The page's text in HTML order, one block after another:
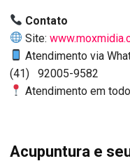
Contato
Site:
Atendimento via
(41) 92005-9582
Atendimento em
Acupuntura e